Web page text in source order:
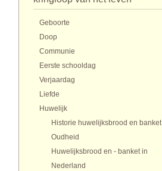
Geboorte
Doop
Communie
Eerste schooldag
Verjaardag
Liefde
Huwelijk
Historie huwelijksbrood en banket
Oudheid
Huwelijksbrood en - banket in
Nederland